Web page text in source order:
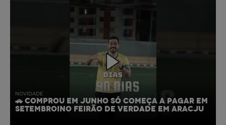
NOVIDADE
🚗 COMPROU EM JUNHO SÓ COMEÇA A PAGAR EM
SETEMBRO!NO FEIRÃO DE VERDADE EM ARACJU